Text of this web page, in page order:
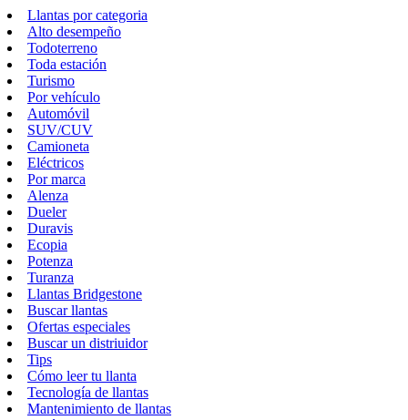
Llantas por categoria
Alto desempeño
Todoterreno
Toda estación
Turismo
Por vehículo
Automóvil
SUV/CUV
Camioneta
Eléctricos
Por marca
Alenza
Dueler
Duravis
Ecopia
Potenza
Turanza
Llantas Bridgestone
Buscar llantas
Ofertas especiales
Buscar un distriuidor
Tips
Cómo leer tu llanta
Tecnología de llantas
Mantenimiento de llantas